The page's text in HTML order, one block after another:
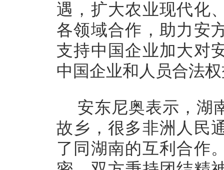
遇，扩大农业现代化
各领域合作，助力安
支持中国企业加大对
中国企业和人员合法
安东尼奥表示，湖
故乡，很多非洲人民
了同湖南的互利合作